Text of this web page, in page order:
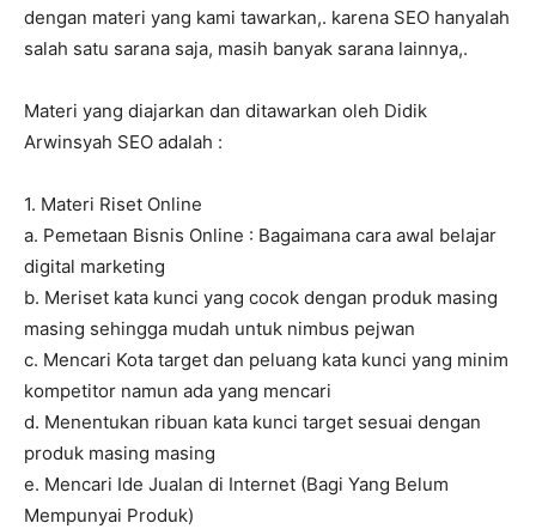
dengan materi yang kami tawarkan,. karena SEO hanyalah
salah satu sarana saja, masih banyak sarana lainnya,.
Materi yang diajarkan dan ditawarkan oleh Didik
Arwinsyah SEO adalah :
1. Materi Riset Online
a. Pemetaan Bisnis Online : Bagaimana cara awal belajar
digital marketing
b. Meriset kata kunci yang cocok dengan produk masing
masing sehingga mudah untuk nimbus pejwan
c. Mencari Kota target dan peluang kata kunci yang minim
kompetitor namun ada yang mencari
d. Menentukan ribuan kata kunci target sesuai dengan
produk masing masing
e. Mencari Ide Jualan di Internet (Bagi Yang Belum
Mempunyai Produk)